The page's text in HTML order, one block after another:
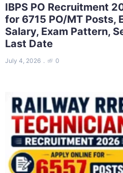
IBPS PO Recruitment
for 6715 PO/MT Posts,
Salary, Exam Pattern,
Last Date
July 4, 2026 0